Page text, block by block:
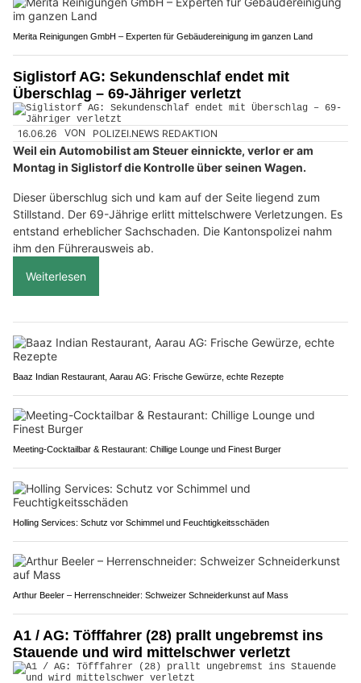
Merita Reinigungen GmbH – Experten für Gebäudereinigung im ganzen Land
Siglistorf AG: Sekundenschlaf endet mit
Überschlag – 69-Jähriger verletzt
16.06.26 VON POLIZEI.NEWS REDAKTION
Weil ein Automobilist am Steuer einnickte, verlor er am
Montag in Siglistorf die Kontrolle über seinen Wagen.
Dieser überschlug sich und kam auf der Seite liegend zum
Stillstand. Der 69-Jährige erlitt mittelschwere Verletzungen. Es
entstand erheblicher Sachschaden. Die Kantonspolizei nahm
ihm den Führerausweis ab.
Weiterlesen
Baaz Indian Restaurant, Aarau AG: Frische Gewürze, echte Rezepte
Meeting-Cocktailbar & Restaurant: Chillige Lounge und Finest Burger
Holling Services: Schutz vor Schimmel und Feuchtigkeitsschäden
Arthur Beeler – Herrenschneider: Schweizer Schneiderkunst auf Mass
A1 / AG: Töfffahrer (28) prallt ungebremst ins
Stauende und wird mittelschwer verletzt